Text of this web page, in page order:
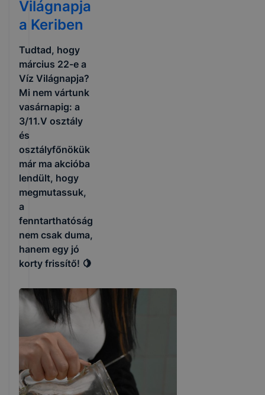
Világnapja
a Keriben
Tudtad, hogy
március 22-e a
Víz Világnapja?
Mi nem vártunk
vasárnapig: a
3/11.V osztály
és
osztályfőnökük
már ma akcióba
lendült, hogy
megmutassuk,
a
fenntarthatóság
nem csak duma,
hanem egy jó
korty frissítő! 🍋